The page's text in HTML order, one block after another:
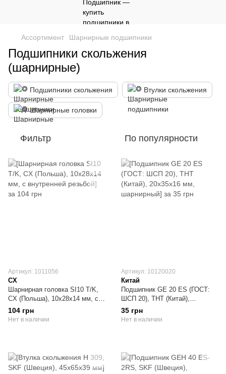
Ассортимент Шарнирные подшипники
Подшипники скольжения
(шарнирные)
Подшипники скольжения Втулки скольжения
Шарнирные головки
Фильтр По популярности
Артикул: 1011056
CX
Шарнирная головка SI10 T/K,
CX (Польша), 10х28х14 мм, с
внутренней резьбой
104 грн
Нет в наличии
Артикул: 10120020
Китай
Подшипник GE 20 ES (ГОСТ:
ШСП 20), THT (Китай),
20х35х16 мм, шарнирный
35 грн
Нет в наличии